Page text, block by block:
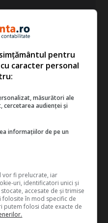
AICI>>
an şi va câştiga pariul
rutiere, a declarat,
Transporturilor
pentru
caracter personal
măsurători ale
cercetarea audienței și
informațiilor de pe un
vor fi prelucrate, iar
uri, identificatori unici și
accesate de și trimise
în mod specific de
putem folosi date exacte de